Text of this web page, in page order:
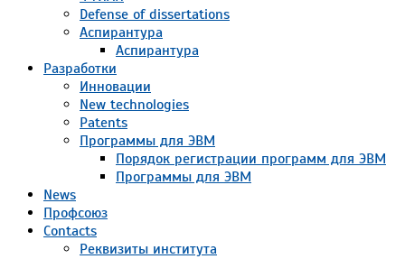
Defense of dissertations
Аспирантура
Аспирантура
Разработки
Инновации
New technologies
Patents
Программы для ЭВМ
Порядок регистрации программ для ЭВМ
Программы для ЭВМ
News
Профсоюз
Contacts
Реквизиты института